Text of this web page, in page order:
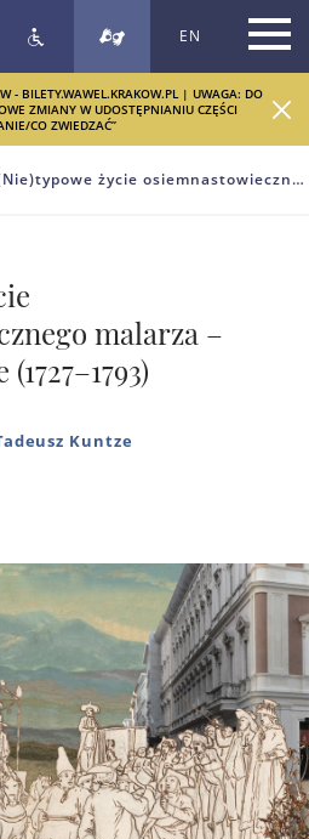
SZUKAJ EN
- BILETY.WAWEL.KRAKOW.PL | UWAGA: DO
ZMIANY W UDOSTĘPNIANIU CZĘŚCI
CO ZWIEDZAĆ”
(Nie)typowe życie osiemnastowiecznego malarza – Tadeusz Kuntze (1727–1793)
malarza –
Kuntze